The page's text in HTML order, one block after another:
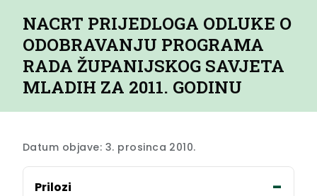
NACRT PRIJEDLOGA ODLUKE O
ODOBRAVANJU PROGRAMA
RADA ŽUPANIJSKOG SAVJETA
MLADIH ZA 2011. GODINU
Datum objave: 3. prosinca 2010.
Prilozi